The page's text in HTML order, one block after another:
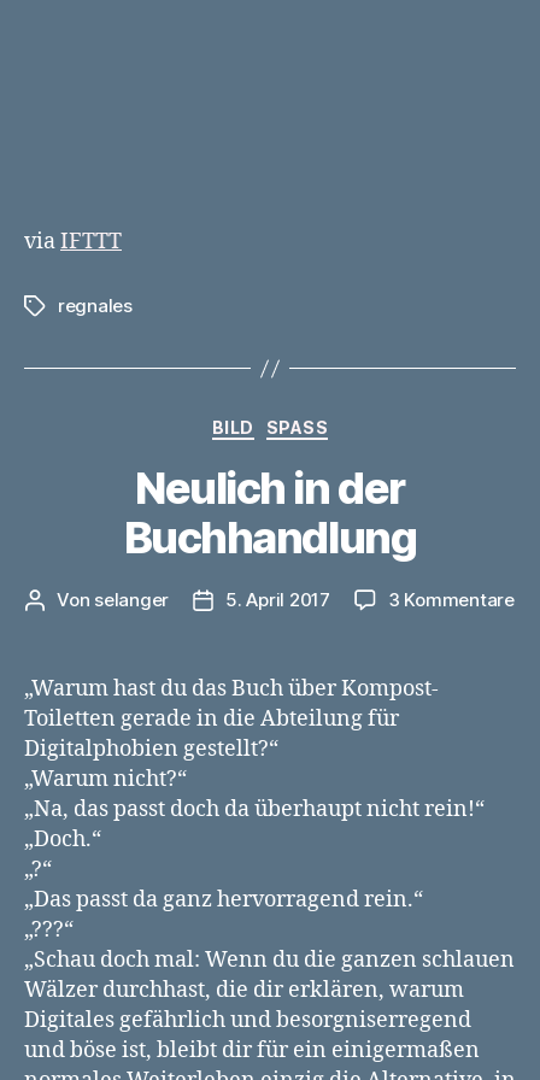
viaIFTTT
Schlagwörter
regnales
Kategorien
BILD SPASS
Neulich in der
Buchhandlung
Beitragsautor
Von selanger Veröffentlichungsdatum
5. April 2017 3 Kommentarezu
„Warum hast du das Buch über Kompost-
Toiletten gerade in die Abteilung für
Digitalphobien gestellt?“
„Warum nicht?“
„Na, das passt doch da überhaupt nicht rein!“
„Doch.“
„?“
„Das passt da ganz hervorragend rein.“
„???“
„Schau doch mal: Wenn du die ganzen schlauen
Wälzer durchhast, die dir erklären, warum
Digitales gefährlich und besorgniserregend
und böse ist, bleibt dir für ein einigermaßen